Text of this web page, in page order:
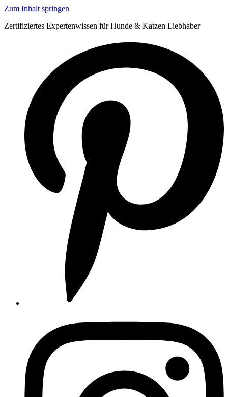
Zum Inhalt springen
Zertifiziertes Expertenwissen für Hunde & Katzen Liebhaber